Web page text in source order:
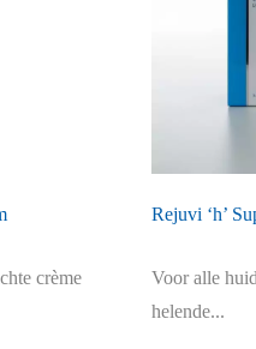
crème
Rejuvi ‘h’
Voor alle
helende...